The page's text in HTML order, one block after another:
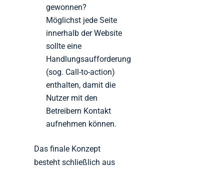
gewonnen?
Möglichst jede Seite
innerhalb der Website
sollte eine
Handlungsaufforderung
(sog. Call-to-action)
enthalten, damit die
Nutzer mit den
Betreibern Kontakt
aufnehmen können.
Das finale Konzept
besteht schließlich aus